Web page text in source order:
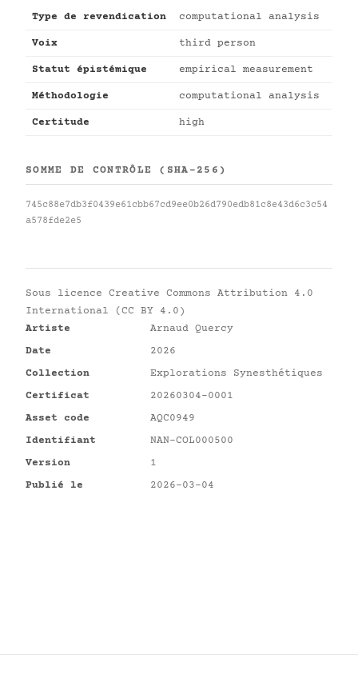
Type de revendication computational analysis
Voix third person
Statut épistémique empirical measurement
Méthodologie computational analysis
Certitude high
SOMME DE CONTRÔLE (SHA-256)
745c88e7db3f0439e61cbb67cd9ee0b26d790edb81c8e43d6c3c54
a578fde2e5
Sous licence Creative Commons Attribution 4.0
International (CC BY 4.0)
Artiste
Arnaud Quercy
Date
2026
Collection
Explorations Synesthétiques
Certificat
20260304-0001
Asset code
AQC0949
Identifiant
NAN-COL000500
Version
1
Publié le
2026-03-04